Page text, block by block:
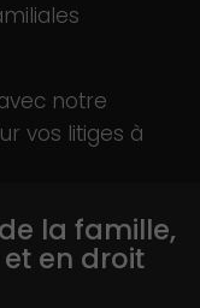
notre
vos litiges à
la famille,
en droit